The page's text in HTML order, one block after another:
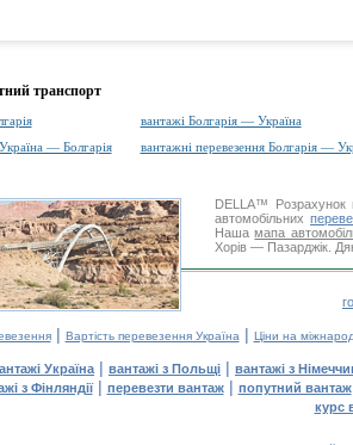
транспорт
вантажі Болгарія — Україна
— Болгарія
вантажні перевезення Болгарія —
DELLA™
Розрахунок
автомобільних
Нашамапа
Хорів — Пазарджік.
| Вартість перевезення Україна | Ціни на
Україна | вантажі з Польщі | вантажі з
з Фінляндії| перевезти вантаж| попутний вантаж
курс